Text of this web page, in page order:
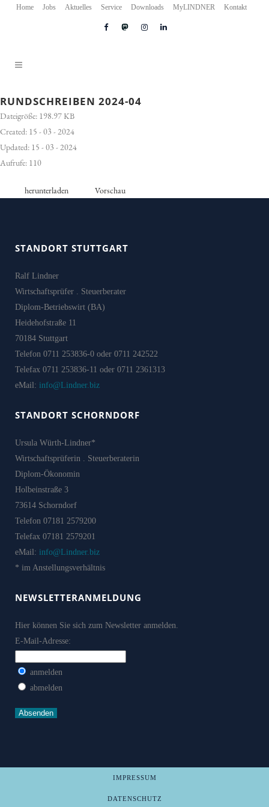
Home Jobs Aktuelles Service Downloads MyLINDNER Kontakt
RUNDSCHREIBEN 2024-04
Dateigröße: 198.97 KB
Created: 15 - 03 - 2024
Updated: 15 - 03 - 2024
Aufrufe: 110
herunterladen Vorschau
STANDORT STUTTGART
Ralf Lindner
Wirtschaftsprüfer . Steuerberater
Diplom-Betriebswirt (BA)
Heidehofstraße 11
70184 Stuttgart
Telefon 0711 253836-0 oder 0711 242522
Telefax 0711 253836-11 oder 0711 2361313
eMail: info@Lindner.biz
STANDORT SCHORNDORF
Ursula Würth-Lindner*
Wirtschaftsprüferin . Steuerberaterin
Diplom-Ökonomin
Holbeinstraße 3
73614 Schorndorf
Telefon 07181 2579200
Telefax 07181 2579201
eMail: info@Lindner.biz
* im Anstellungsverhältnis
NEWSLETTERANMELDUNG
Hier können Sie sich zum Newsletter anmelden.
E-Mail-Adresse:
anmelden
abmelden
IMPRESSUM
DATENSCHUTZ